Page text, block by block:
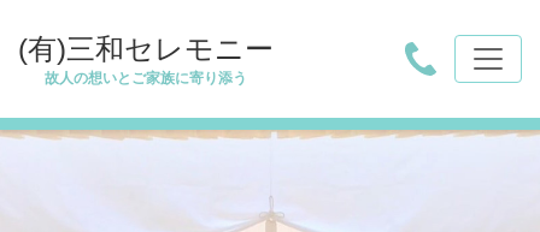
(有)三和セレモニー
故人の想いとご家族に寄り添う